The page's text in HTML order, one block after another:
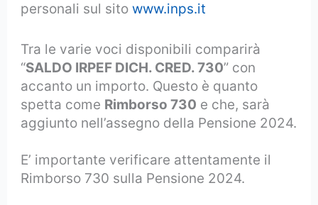
personali sul sitowww.inps.it
Tra le varie voci disponibili comparirà
“SALDO IRPEF DICH. CRED. 730” con
accanto un importo. Questo è quanto
spetta come Rimborso 730 e che, sarà
aggiunto nell’assegno della Pensione 2024.
E’ importante verificare attentamente il
Rimborso 730 sulla Pensione 2024.